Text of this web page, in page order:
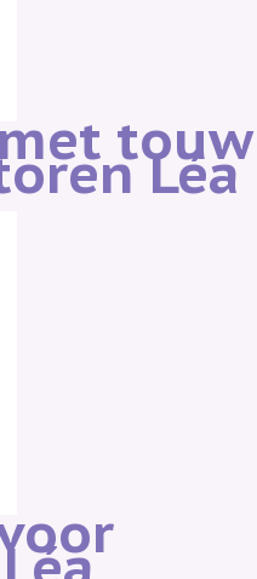
touw
Léa